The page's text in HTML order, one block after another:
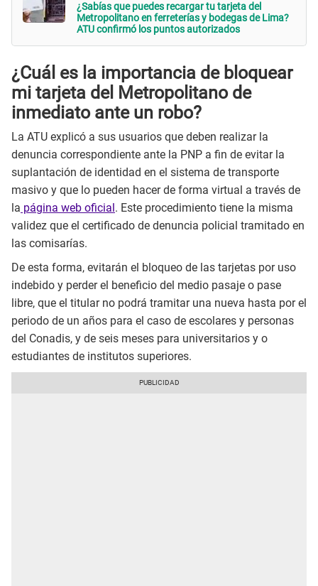
¿Sabías que puedes recargar tu tarjeta del
Metropolitano en ferreterías y bodegas de Lima?
ATU confirmó los puntos autorizados
¿Cuál es la importancia de bloquear
mi tarjeta del Metropolitano de
inmediato ante un robo?
La ATU explicó a sus usuarios que deben realizar la
denuncia correspondiente ante la PNP a fin de evitar la
suplantación de identidad en el sistema de transporte
masivo y que lo pueden hacer de forma virtual a través de
la página web oficial. Este procedimiento tiene la misma
validez que el certificado de denuncia policial tramitado en
las comisarías.
De esta forma, evitarán el bloqueo de las tarjetas por uso
indebido y perder el beneficio del medio pasaje o pase
libre, que el titular no podrá tramitar una nueva hasta por el
periodo de un años para el caso de escolares y personas
del Conadis, y de seis meses para universitarios y o
estudiantes de institutos superiores.